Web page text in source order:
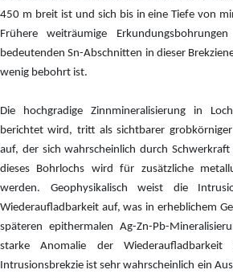
450 m breit ist und sich bis in eine Tiefe von
Frühere weiträumige
bedeutenden Sn-Abschnitten in dieser
wenig bebohrt ist.
Die hochgradige Zinnmineralisierung in
berichtet wird, tritt als sichtbarer
auf, der sich wahrscheinlich durch
dieses Bohrlochs wird für zusätzliche
werden. Geophysikalisch weist die
Wiederaufladbarkeit auf, was in erheblichem
späteren epithermalen Ag-Zn-Pb-
starke Anomalie der Wiederaufladbarkeit
Intrusionsbrekzie ist sehr wahrscheinlich ein